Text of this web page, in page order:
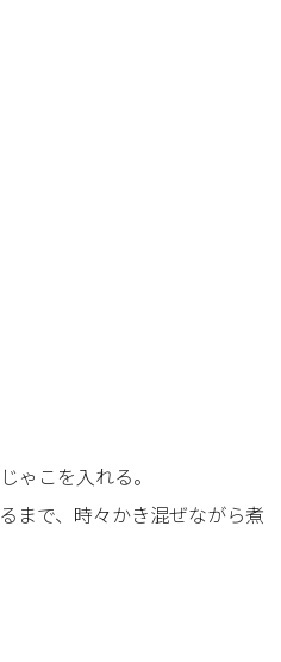
ゃこを入れる。
まで、時々かき混ぜながら煮